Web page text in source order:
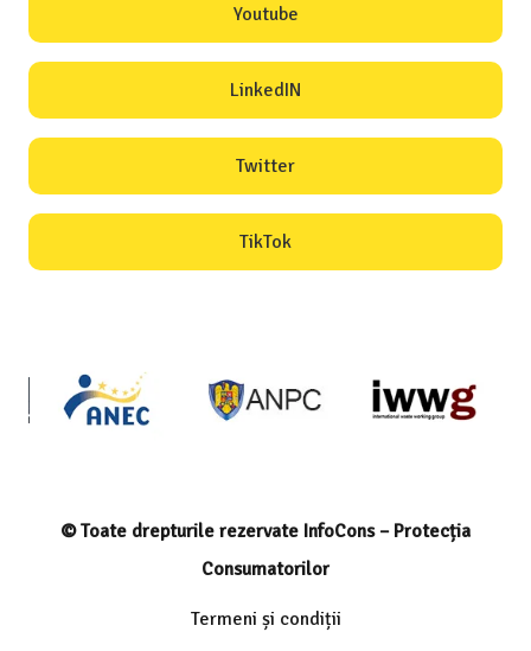
Youtube
LinkedIN
Twitter
TikTok
© Toate drepturile rezervate InfoCons – Protecția
Consumatorilor
Termeni și condiții